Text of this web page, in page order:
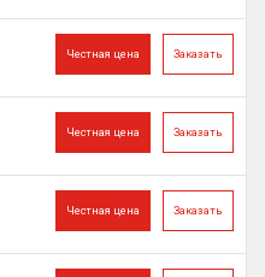
Заказать
Честная цена
Заказать
Честная цена
Заказать
Честная цена